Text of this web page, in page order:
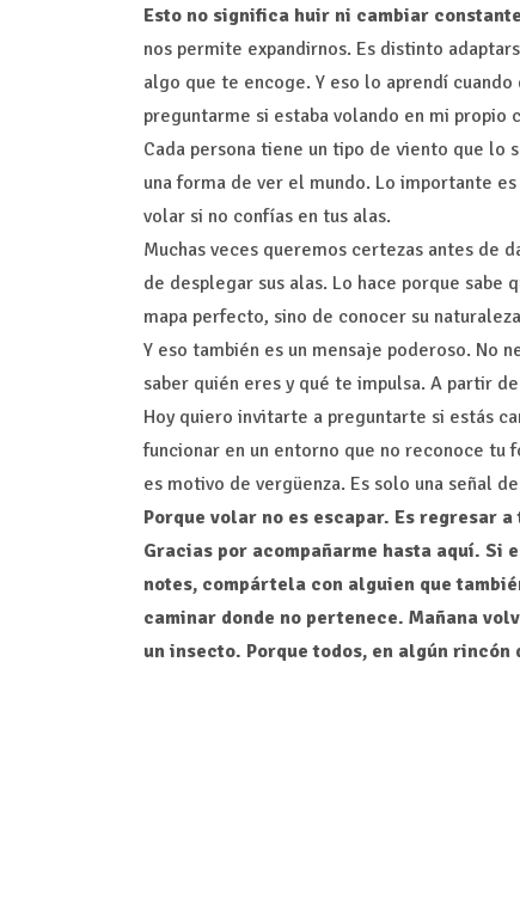
Esto no significa huir ni cambiar
nos permite expandirnos. Es distinto
algo que te encoge. Y eso lo aprendí
preguntarme si estaba volando en mi propio
Cada persona tiene un tipo de viento que lo
una forma de ver el mundo. Lo importante
volar si no confías en tus alas.
Muchas veces queremos certezas antes de
de desplegar sus alas. Lo hace porque sabe
mapa perfecto, sino de conocer su
Y eso también es un mensaje poderoso. No
saber quién eres y qué te impulsa. A partir
Hoy quiero invitarte a preguntarte si estás
funcionar en un entorno que no reconoce tu
es motivo de vergüenza. Es solo una señal
Porque volar no es escapar. Es regresar a
Gracias por acompañarme hasta aquí. Si
notes, compártela con alguien que
caminar donde no pertenece. Mañana
un insecto. Porque todos, en algún